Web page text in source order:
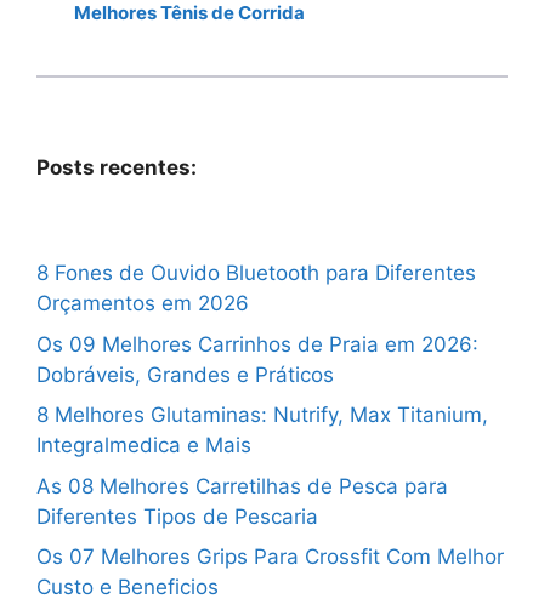
Melhores Tênis de Corrida
Posts recentes:
8 Fones de Ouvido Bluetooth para Diferentes
Orçamentos em 2026
Os 09 Melhores Carrinhos de Praia em 2026:
Dobráveis, Grandes e Práticos
8 Melhores Glutaminas: Nutrify, Max Titanium,
Integralmedica e Mais
As 08 Melhores Carretilhas de Pesca para
Diferentes Tipos de Pescaria
Os 07 Melhores Grips Para Crossfit Com Melhor
Custo e Beneficios